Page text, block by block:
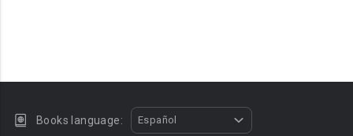
Books language: Español